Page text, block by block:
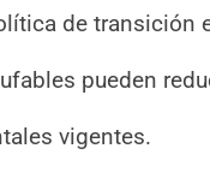
de transición
pueden
vigentes.